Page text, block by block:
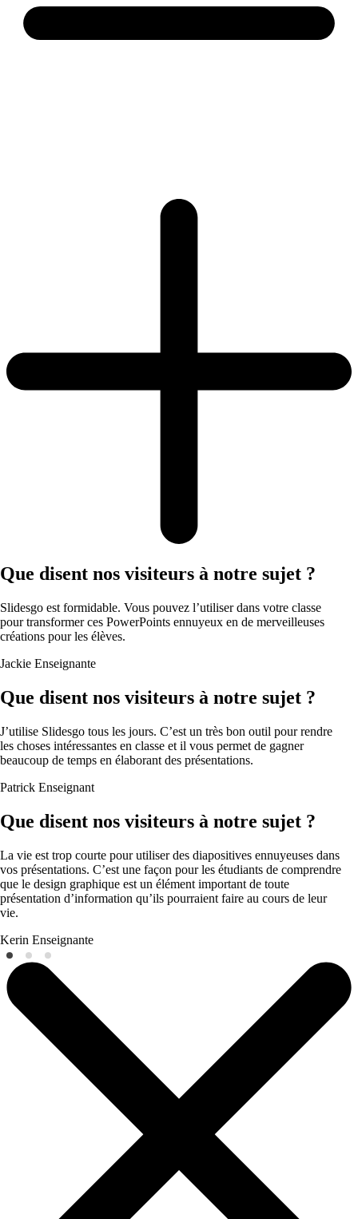
Que disent nos visiteurs à notre sujet ?
Slidesgo est formidable. Vous pouvez l’utiliser dans votre classe
pour transformer ces PowerPoints ennuyeux en de merveilleuses
créations pour les élèves.
Jackie Enseignante
Que disent nos visiteurs à notre sujet ?
J’utilise Slidesgo tous les jours. C’est un très bon outil pour rendre
les choses intéressantes en classe et il vous permet de gagner
beaucoup de temps en élaborant des présentations.
Patrick Enseignant
Que disent nos visiteurs à notre sujet ?
La vie est trop courte pour utiliser des diapositives ennuyeuses dans
vos présentations. C’est une façon pour les étudiants de comprendre
que le design graphique est un élément important de toute
présentation d’information qu’ils pourraient faire au cours de leur
vie.
Kerin Enseignante